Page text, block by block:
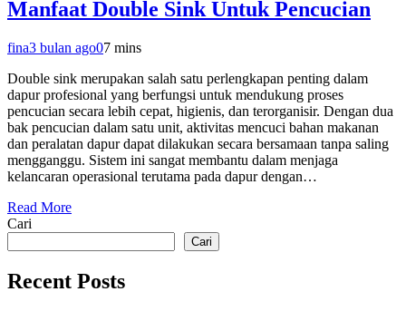
Manfaat Double Sink Untuk Pencucian
fina3 bulan ago07 mins
Double sink merupakan salah satu perlengkapan penting dalam
dapur profesional yang berfungsi untuk mendukung proses
pencucian secara lebih cepat, higienis, dan terorganisir. Dengan dua
bak pencucian dalam satu unit, aktivitas mencuci bahan makanan
dan peralatan dapur dapat dilakukan secara bersamaan tanpa saling
mengganggu. Sistem ini sangat membantu dalam menjaga
kelancaran operasional terutama pada dapur dengan…
Read More
Cari
Cari
Recent Posts